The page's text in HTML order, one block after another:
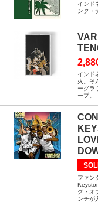
インド
ンク・
インド
火。そ
ーグラ
ープ。
ファン
グ・オ
ンチが